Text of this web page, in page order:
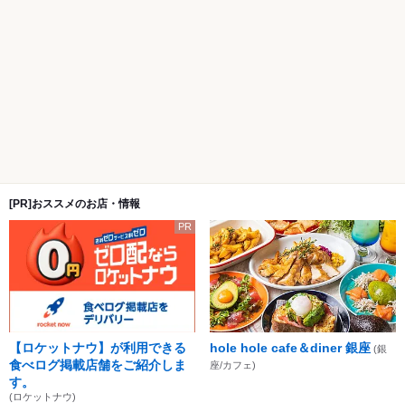
[PR]おススメのお店・情報
PR
【ロケットナウ】が利用できる
食べログ掲載店舗をご紹介しま
す。
(ロケットナウ)
hole hole cafe＆diner 銀座 (銀
座/カフェ)